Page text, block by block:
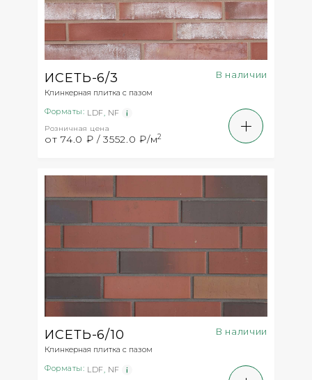
ИСЕТЬ-6/3
Клинкерная плитка с пазом
В наличии
Форматы: LDF, NF
Розничная цена
от 74.0 ₽ / 3552.0 ₽/м2
ИСЕТЬ-6/10
Клинкерная плитка с пазом
В наличии
Форматы: LDF, NF